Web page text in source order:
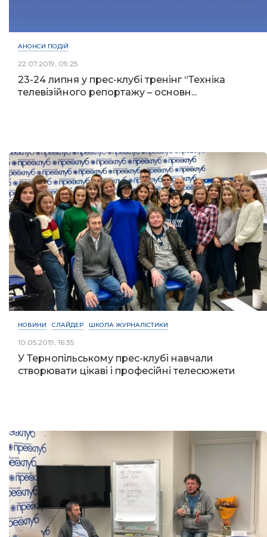
АНОНСИ ПОДІЙ
22.07.2019, 09:25
23-24 липня у прес-клубі тренінг “Техніка
телевізійного репортажу – основн...
НОВИНИ СЛАЙДЕР ШКОЛА ЖУРНАЛІСТИКИ
10.05.2019, 16:35
У Тернопільському прес-клубі навчали
створювати цікаві і професійні телесюжети